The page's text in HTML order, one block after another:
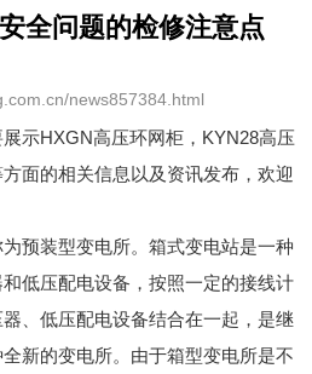
全问题的检修注意点
news857384.html
示HXGN高压环网柜 ，KYN28高压
面的相关信息以及资讯发布，欢迎
预装型变电所。箱式变电站是一种
低压配电设备，按照一定的接线计
、低压配电设备结合在一起，是继
新的变电所。由于箱型变电所是不